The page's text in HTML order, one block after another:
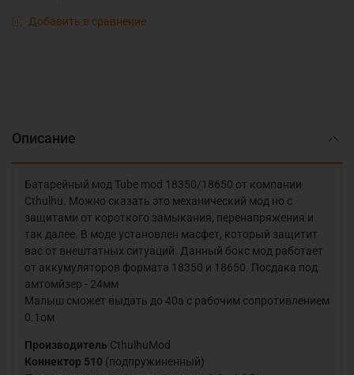
Добавить в сравнение
Описание
Батарейный мод Tube mod 18350/18650 от компании
Cthulhu. Можно сказать это механический мод но с
защитами от короткого замыкания, перенапряжения и
так далее. В моде установлен масфет, который защитит
вас от внештатных ситуаций. Данный бокс мод работает
от аккумуляторов формата 18350 и 18650. Посдака под
амтомйзер - 24мм
Малыш сможет выдать до 40а с рабочим сопротивлением
0.1ом
Производитель CthulhuMod
Коннектор 510 (подпружиненный)